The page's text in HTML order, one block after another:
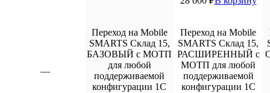
—
Переход на Mobile
SMARTS Склад 15,
БАЗОВЫЙ с МОТП
для любой
поддерживаемой
конфигурации 1С
Переход на Mobile
SMARTS Склад 15,
РАСШИРЕННЫЙ с
МОТП для любой
поддерживаемой
конфигурации 1С